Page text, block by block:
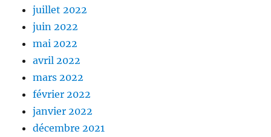
juillet 2022
juin 2022
mai 2022
avril 2022
mars 2022
février 2022
janvier 2022
décembre 2021